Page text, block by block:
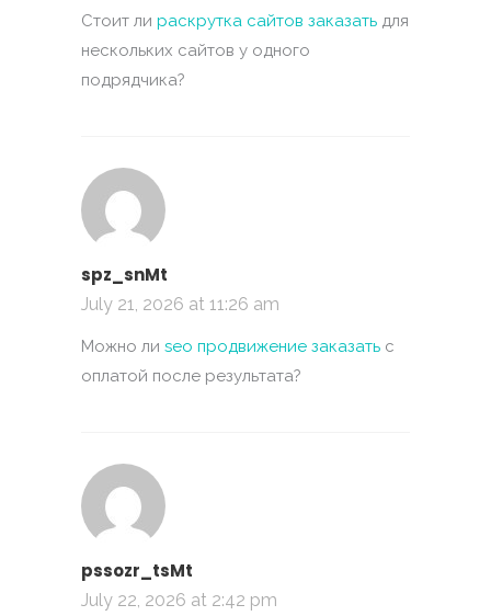
Стоит ли раскрутка сайтов заказать для
нескольких сайтов у одного
подрядчика?
spz_snMt
July 21, 2026 at 11:26 am
Можно ли seo продвижение заказать с
оплатой после результата?
pssozr_tsMt
July 22, 2026 at 2:42 pm